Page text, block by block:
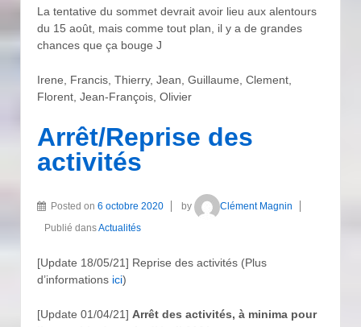
La tentative du sommet devrait avoir lieu aux alentours
du 15 août, mais comme tout plan, il y a de grandes
chances que ça bouge J
Irene, Francis, Thierry, Jean, Guillaume, Clement,
Florent, Jean-François, Olivier
Arrêt/Reprise des
activités
Posted on 6 octobre 2020 by
Clément Magnin
Publié dansActualités
[Update 18/05/21] Reprise des activités (Plus
d’informations ici)
[Update 01/04/21] Arrêt des activités, à minima pour